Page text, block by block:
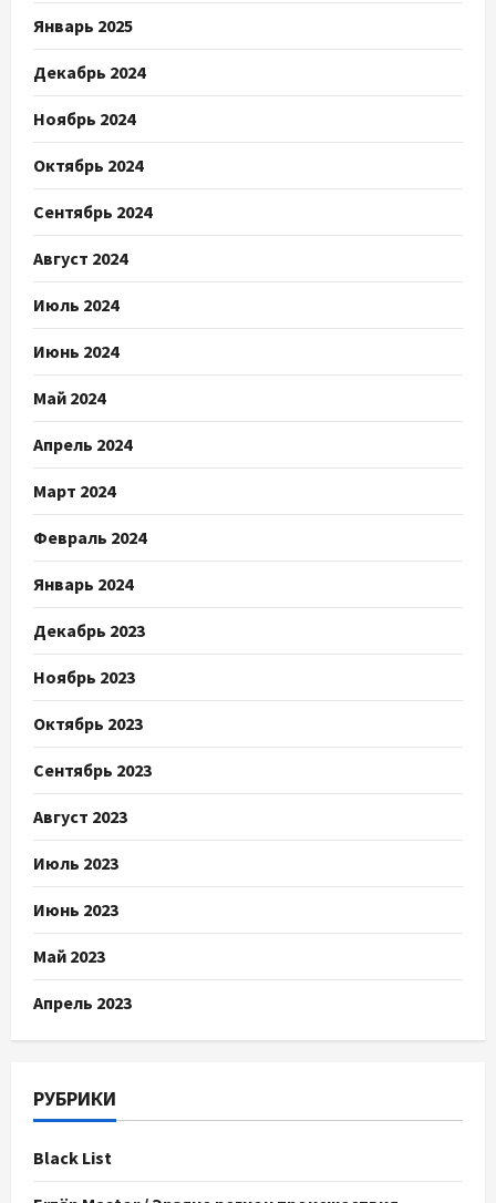
Январь 2025
Декабрь 2024
Ноябрь 2024
Октябрь 2024
Сентябрь 2024
Август 2024
Июль 2024
Июнь 2024
Май 2024
Апрель 2024
Март 2024
Февраль 2024
Январь 2024
Декабрь 2023
Ноябрь 2023
Октябрь 2023
Сентябрь 2023
Август 2023
Июль 2023
Июнь 2023
Май 2023
Апрель 2023
РУБРИКИ
Black List